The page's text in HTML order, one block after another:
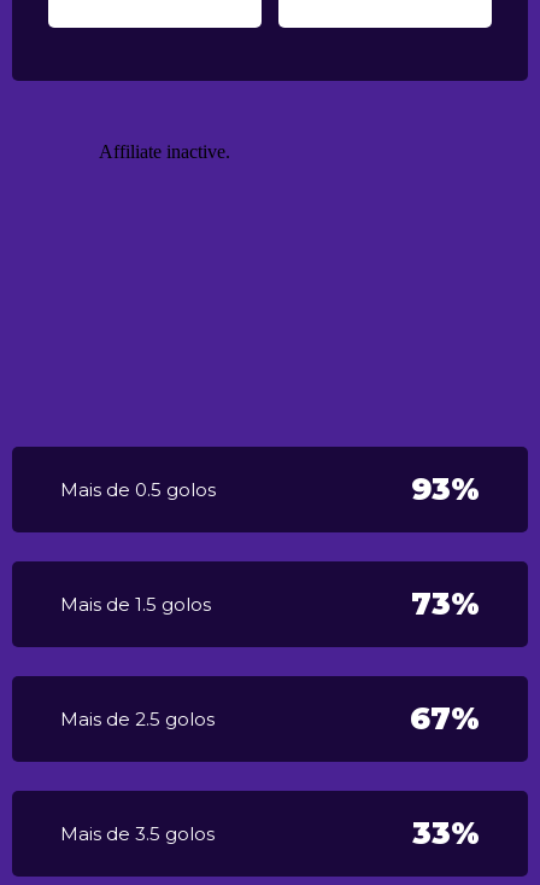
Mais de 0.5 golos 93%
Mais de 1.5 golos 73%
Mais de 2.5 golos 67%
Mais de 3.5 golos 33%